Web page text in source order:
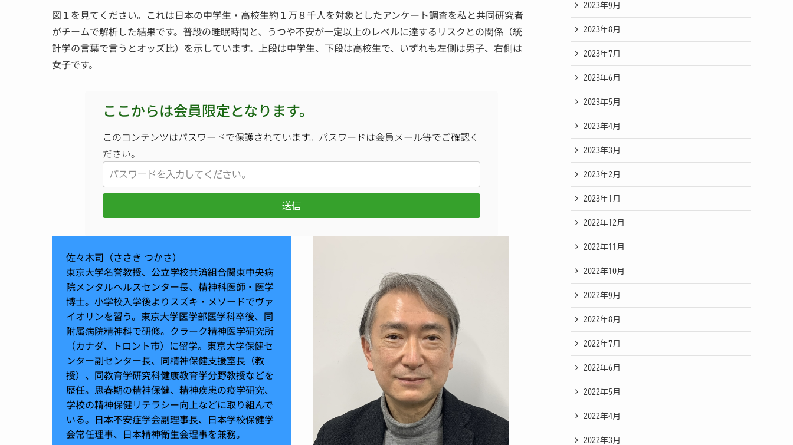
図１を見てください。これは日本の中学生・高校生約１万８千人を対象としたアンケート調査を私と共同研究者
がチームで解析した結果です。普段の睡眠時間と、うつや不安が一定以上のレベルに達するリスクとの関係（統
計学の言葉で言うとオッズ比）を示しています。上段は中学生、下段は高校生で、いずれも左側は男子、右側は
女子です。
ここからは会員限定となります。
このコンテンツはパスワードで保護されています。パスワードは会員メール等でご確認く
ださい。
送信
佐々木司（ささき つかさ）
東京大学名誉教授、公立学校共済組合関東中央病
院メンタルヘルスセンター長、精神科医師・医学
博士。小学校入学後よりスズキ・メソードでヴァ
イオリンを習う。東京大学医学部医学科卒後、同
附属病院精神科で研修。クラーク精神医学研究所
（カナダ、トロント市）に留学。東京大学保健セ
ンター副センター長、同精神保健支援室長（教
授）、同教育学研究科健康教育学分野教授などを
歴任。思春期の精神保健、精神疾患の疫学研究、
学校の精神保健リテラシー向上などに取り組んで
いる。日本不安症学会副理事長、日本学校保健学
会常任理事、日本精神衛生会理事を兼務。
2023年9月
2023年8月
2023年7月
2023年6月
2023年5月
2023年4月
2023年3月
2023年2月
2023年1月
2022年12月
2022年11月
2022年10月
2022年9月
2022年8月
2022年7月
2022年6月
2022年5月
2022年4月
2022年3月